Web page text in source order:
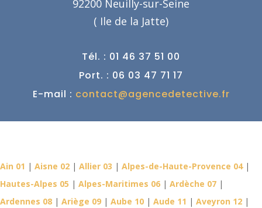
92200 Neuilly-sur-Seine
( Ile de la Jatte)
Tél. : 01 46 37 51 00
Port. : 06 03 47 71 17
E-mail : contact@agencedetective.fr
Ain 01 | Aisne 02 | Allier 03 | Alpes-de-Haute-Provence 04|
Hautes-Alpes 05 | Alpes-Maritimes 06 | Ardèche 07 |
Ardennes 08 | Ariège 09 | Aube 10 | Aude 11 | Aveyron 12 |